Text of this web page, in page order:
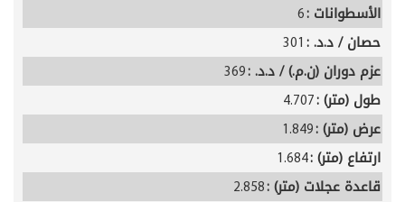
الأسطوانات :6
حصان / د.د. :301
عزم دوران (ن.م.) / د.د. :369
طول (متر) :4.707
عرض (متر) :1.849
ارتفاع (متر) :1.684
قاعدة عجلات (متر) :2.858